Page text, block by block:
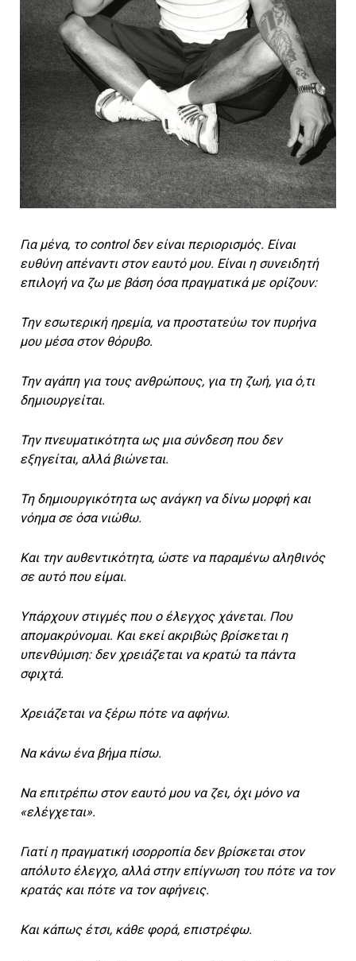
Για μένα, το control δεν είναι περιορισμός. Είναι
ευθύνη απέναντι στον εαυτό μου. Είναι η συνειδητή
επιλογή να ζω με βάση όσα πραγματικά με ορίζουν:
Την εσωτερική ηρεμία, να προστατεύω τον πυρήνα
μου μέσα στον θόρυβο.
Την αγάπη για τους ανθρώπους, για τη ζωή, για ό,τι
δημιουργείται.
Την πνευματικότητα ως μια σύνδεση που δεν
εξηγείται, αλλά βιώνεται.
Τη δημιουργικότητα ως ανάγκη να δίνω μορφή και
νόημα σε όσα νιώθω.
Και την αυθεντικότητα, ώστε να παραμένω αληθινός
σε αυτό που είμαι.
Υπάρχουν στιγμές που ο έλεγχος χάνεται. Που
απομακρύνομαι. Και εκεί ακριβώς βρίσκεται η
υπενθύμιση: δεν χρειάζεται να κρατώ τα πάντα
σφιχτά.
Χρειάζεται να ξέρω πότε να αφήνω.
Να κάνω ένα βήμα πίσω.
Να επιτρέπω στον εαυτό μου να ζει, όχι μόνο να
«ελέγχεται».
Γιατί η πραγματική ισορροπία δεν βρίσκεται στον
απόλυτο έλεγχο, αλλά στην επίγνωση του πότε να τον
κρατάς και πότε να τον αφήνεις.
Και κάπως έτσι, κάθε φορά, επιστρέφω.